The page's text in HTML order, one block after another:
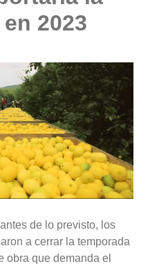
2023
de lo previsto, los
a cerrar la temporada
obra que demanda el